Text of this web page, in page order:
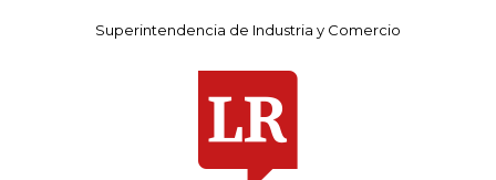
Superintendencia de Industria y Comercio